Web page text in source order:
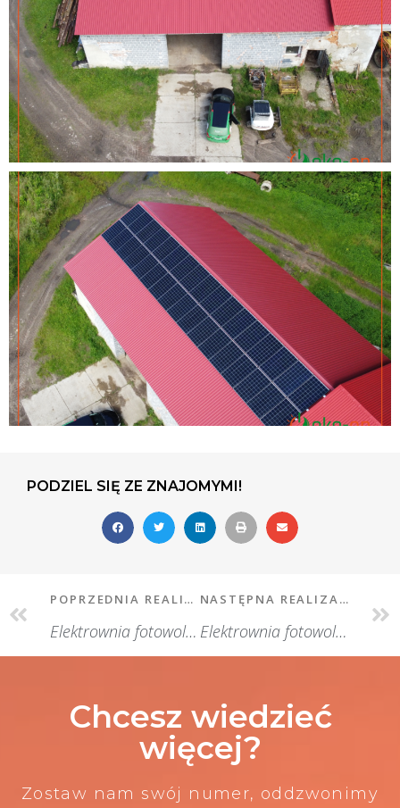
PODZIEL SIĘ ZE ZNAJOMYMI!
POPRZEDNIA REALIZACJA
Elektrownia fotowoltaiczna w Krakowie
NASTĘPNA REALIZACJA
Elektrownia fotowoltaiczna. Łęg Tarnowski
Chcesz wiedzieć
więcej?
Zostaw nam swój numer, oddzwonimy